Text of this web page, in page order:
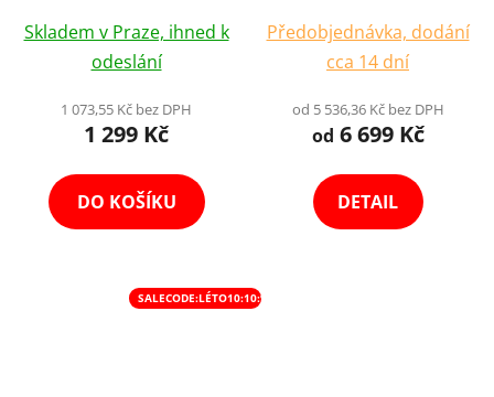
hodnocení
produktu
je
5,0
5
hvězdiček.
Skladem v Praze, ihned k
odeslání
1 073,55 Kč bez DPH
1 299 Kč
DO KOŠÍKU
Výběr Variant
hodnocení
produktu
je
5,0
5
hvězdiček.
Předobjednávka, dodání
cca 14 dní
od 5 536,36 Kč bez DPH
od 6 699 Kč
DETAIL
SALECODE:LÉTO10:10:%